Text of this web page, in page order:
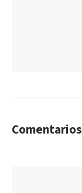
Comentarios